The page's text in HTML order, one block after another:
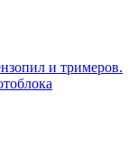
и тримеров.